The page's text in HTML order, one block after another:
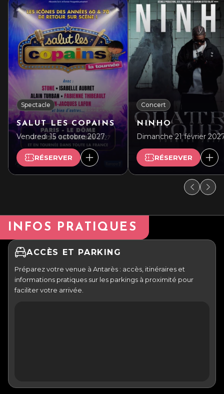
Spectacle
SALUT LES COPAINS
Vendredi 15 octobre 2027
RÉSERVER
Concert
NINHO
Dimanche 21 février
RÉSERVER
INFOS PRATIQUES
ACCÈS ET PARKING
Préparez votre venue à Antarès : accès, itinéraires et
informations pratiques sur les parkings à proximité pour
faciliter votre arrivée.